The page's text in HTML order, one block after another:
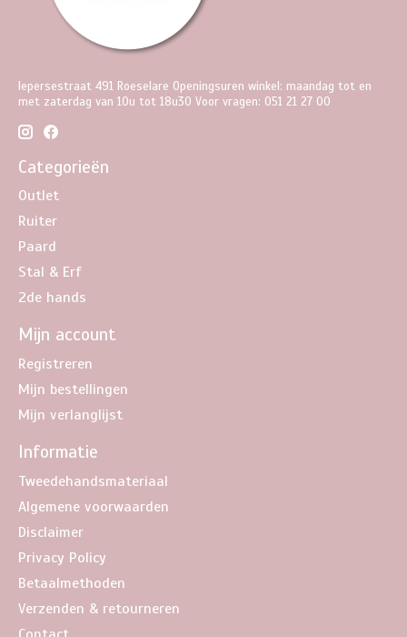
Iepersestraat 491 Roeselare Openingsuren winkel: maandag tot en
met zaterdag van 10u tot 18u30 Voor vragen: 051 21 27 00
Categorieën
Outlet
Ruiter
Paard
Stal & Erf
2de hands
Mijn account
Registreren
Mijn bestellingen
Mijn verlanglijst
Informatie
Tweedehandsmateriaal
Algemene voorwaarden
Disclaimer
Privacy Policy
Betaalmethoden
Verzenden & retourneren